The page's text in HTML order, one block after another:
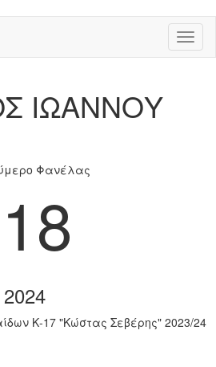
ΙΩΑΝΝΟΥ
Φανέλας
18
Κ-17 "Κώστας Σεβέρης" 2023/24